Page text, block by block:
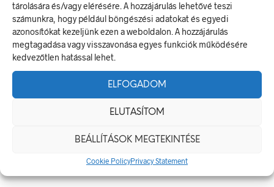
tárolására és/vagy elérésére. A hozzájárulás lehetővé teszi
számunkra, hogy például böngészési adatokat és egyedi
azonosítókat kezeljünk ezen a weboldalon. A hozzájárulás
megtagadása vagy visszavonása egyes funkciók működésére
kedvezőtlen hatással lehet.
ELFOGADOM
ELUTASÍTOM
BEÁLLÍTÁSOK MEGTEKINTÉSE
Cookie PolicyPrivacy Statement
Munkavédelmi Táblák És Biztonsági Jelzések – Miért
Nélkülözhetetlenek A Munkahelyen?
Jól Láthatósági Mellény: Miért Fontos, Hogyan Válaszd Ki,
Céges Logóval Ellátott Pólók: Az Identitás És Csapatszellem
Megtestesítői
A Biztonságos Hulladékgazdálkodás: A Hulladékgyűjtő
Ellenőrzés És Tudatosság Fontossága